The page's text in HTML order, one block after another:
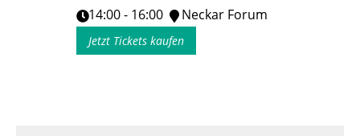
14:00 - 16:00
Neckar Forum
Jetzt Tickets kaufen